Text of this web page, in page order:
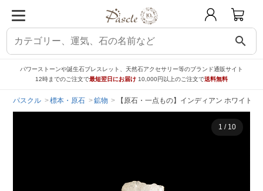
search
パワーストーンや誕生石ブレスレット、天然石アクセサリー等のブランド通販サイト
12時までのご注文で最短翌日にお届け 10,000円以上のご注文で送料無料
パスクル 標本・原石 鉱物 【原石・一点もの】インディアン ホワイト
1 / 10